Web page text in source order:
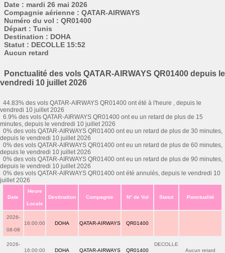
Date : mardi 26 mai 2026
Compagnie aérienne : QATAR-AIRWAYS
Numéro du vol : QR01400
Départ : Tunis
Destination : DOHA
Statut : DECOLLE 15:52
Aucun retard
Ponctualité des vols QATAR-AIRWAYS QR01400 depuis le
vendredi 10 juillet 2026
44.83% des vols QATAR-AIRWAYS QR01400 ont été à l'heure , depuis le
vendredi 10 juillet 2026
6.9% des vols QATAR-AIRWAYS QR01400 ont eu un retard de plus de 15
minutes, depuis le vendredi 10 juillet 2026
0% des vols QATAR-AIRWAYS QR01400 ont eu un retard de plus de 30 minutes,
depuis le vendredi 10 juillet 2026
0% des vols QATAR-AIRWAYS QR01400 ont eu un retard de plus de 60 minutes,
depuis le vendredi 10 juillet 2026
0% des vols QATAR-AIRWAYS QR01400 ont eu un retard de plus de 90 minutes,
depuis le vendredi 10 juillet 2026
0% des vols QATAR-AIRWAYS QR01400 ont été annulés, depuis le vendredi 10
juillet 2026
Date
Heure
Locale
Destination Compagnie N° de Vol Statut Ponctualité
2026-
08-08
16:00:00 DOHA QATAR-AIRWAYS QR01400
2026-
16:00:00 DOHA QATAR-AIRWAYS QR01400
DECOLLE
Aucun retard